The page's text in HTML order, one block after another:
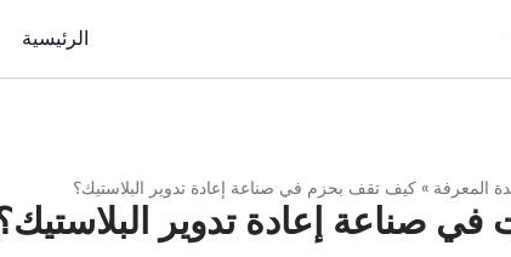
الرئيسية
المعرفة » كيف تقف بحزم في صناعة إعادة تدوير البلاستيك؟
صناعة إعادة تدوير